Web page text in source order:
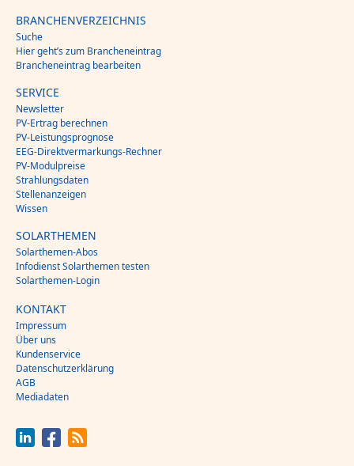
BRANCHENVERZEICHNIS
Suche
Hier geht’s zum Brancheneintrag
Brancheneintrag bearbeiten
SERVICE
Newsletter
PV-Ertrag berechnen
PV-Leistungsprognose
EEG-Direktvermarkungs-Rechner
PV-Modulpreise
Strahlungsdaten
Stellenanzeigen
Wissen
SOLARTHEMEN
Solarthemen-Abos
Infodienst Solarthemen testen
Solarthemen-Login
KONTAKT
Impressum
Über uns
Kundenservice
Datenschutzerklärung
AGB
Mediadaten